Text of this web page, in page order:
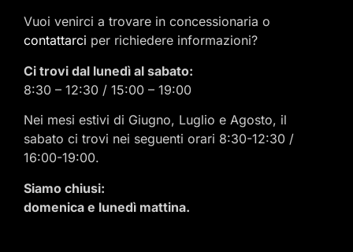
Vuoi venirci a trovare in concessionaria o
contattarci per richiedere informazioni?
Ci trovi dal lunedì al sabato:
8:30 – 12:30 / 15:00 – 19:00
Nei mesi estivi di Giugno, Luglio e Agosto, il
sabato ci trovi nei seguenti orari 8:30-12:30 /
16:00-19:00.
Siamo chiusi:
domenica e lunedì mattina.